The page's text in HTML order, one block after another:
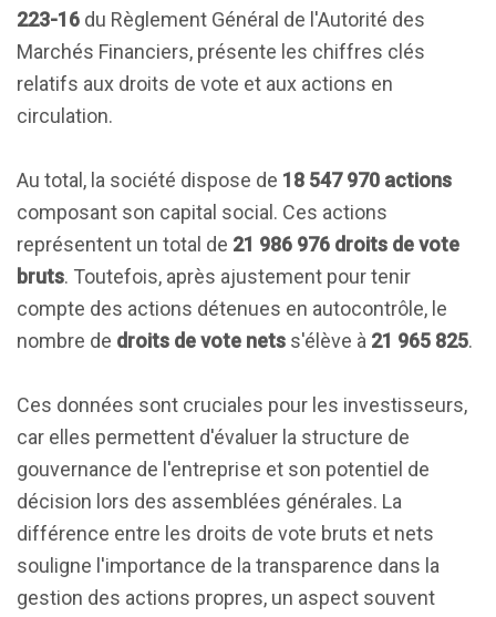
223-16 du Règlement Général de l'Autorité des
Marchés Financiers, présente les chiffres clés
relatifs aux droits de vote et aux actions en
circulation.
Au total, la société dispose de 18 547 970 actions
composant son capital social. Ces actions
représentent un total de 21 986 976 droits de vote
bruts. Toutefois, après ajustement pour tenir
compte des actions détenues en autocontrôle, le
nombre de droits de vote nets s'élève à 21 965 825.
Ces données sont cruciales pour les investisseurs,
car elles permettent d'évaluer la structure de
gouvernance de l'entreprise et son potentiel de
décision lors des assemblées générales. La
différence entre les droits de vote bruts et nets
souligne l'importance de la transparence dans la
gestion des actions propres, un aspect souvent